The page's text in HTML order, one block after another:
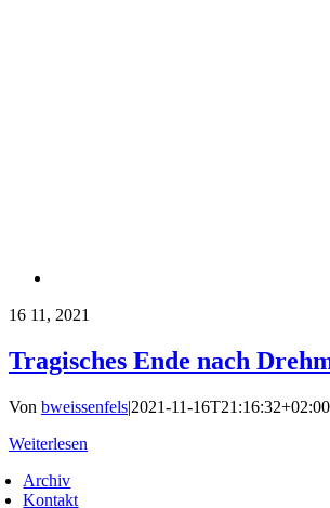
16 11, 2021
Tragisches Ende nach
Von bweissenfels|2021-11-16T21:16:32+02:00
Weiterlesen
Archiv
Kontakt